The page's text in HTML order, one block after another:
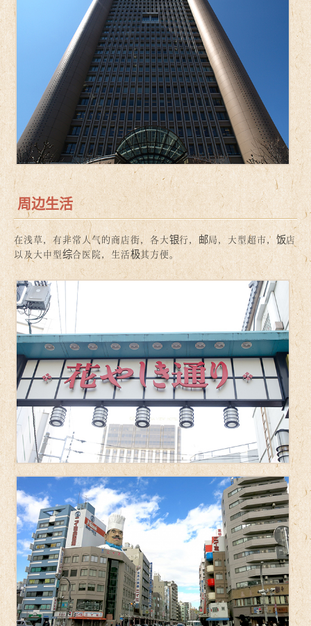
周边生活
在浅草，有非常人气的商店街，各大银行，邮局，大型超市，饭店
以及大中型综合医院，生活极其方便。